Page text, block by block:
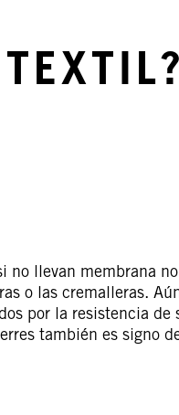
no llevan membrana
o las cremalleras.
por la resistencia de
también es signo